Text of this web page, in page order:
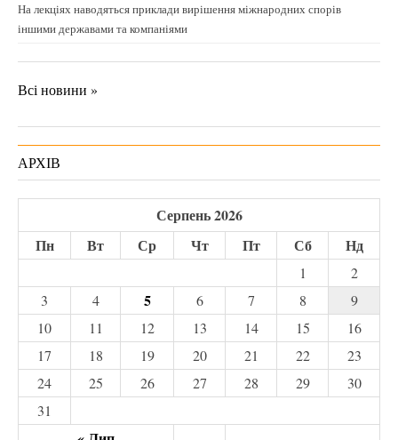
На лекціях наводяться приклади вирішення міжнародних спорів
іншими державами та компаніями
Всі новини »
АРХІВ
Серпень 2026
Пн
Вт Ср Чт Пт Сб Нд
1
2
3
4 5 6 7 8
9
10
11 12 13 14 15
16
17
18 19 20 21 22
23
24
25 26 27 28 29
30
31